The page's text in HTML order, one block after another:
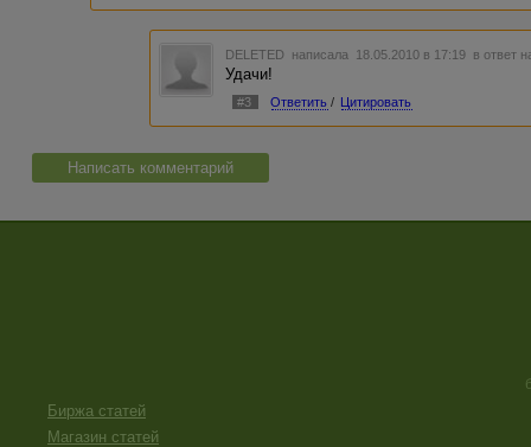
DELETED написала 18.05.2010 в 17:19 в ответ
Удачи!
#3 Ответить / Цитировать
Написать комментарий
Биржа статей
Магазин статей